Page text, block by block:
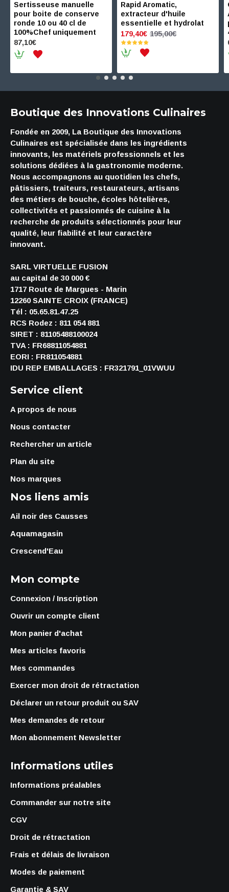
Sertisseuse manuelle
pour boite de conserve
ronde 10 ou 40 cl de
100%Chef uniquement
87,10€
Rapid Aromatic,
extracteur d'huile
essentielle et hydrolat
179,40€ 195,00€
Boutique des Innovations Culinaires
Fondée en 2009, La Boutique des Innovations
Culinaires est spécialisée dans les ingrédients
innovants, les matériels professionnels et les
solutions dédiées à la gastronomie moderne.
Nous accompagnons au quotidien les chefs,
pâtissiers, traiteurs, restaurateurs, artisans
des métiers de bouche, écoles hôtelières,
collectivités et passionnés de cuisine à la
recherche de produits sélectionnés pour leur
qualité, leur fiabilité et leur caractère
innovant.
SARL VIRTUELLE FUSION
au capital de 30 000 €
1717 Route de Margues - Marin
12260 SAINTE CROIX (FRANCE)
Tél : 05.65.81.47.25
RCS Rodez : 811 054 881
SIRET : 81105488100024
TVA : FR68811054881
EORI : FR811054881
IDU REP EMBALLAGES : FR321791_01VWUU
Service client
A propos de nous
Nous contacter
Rechercher un article
Plan du site
Nos marques
Nos liens amis
Ail noir des Causses
Aquamagasin
Crescend'Eau
Mon compte
Connexion / Inscription
Ouvrir un compte client
Mon panier d'achat
Mes articles favoris
Mes commandes
Exercer mon droit de rétractation
Déclarer un retour produit ou SAV
Mes demandes de retour
Mon abonnement Newsletter
Informations utiles
Informations préalables
Commander sur notre site
CGV
Droit de rétractation
Frais et délais de livraison
Modes de paiement
Garantie & SAV